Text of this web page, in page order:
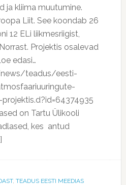
ja kliima muutumine.
Liit. See koondab 26
12 ELi liikmesriigist,
Projektis osalevad
edasi…
teadus/eesti-
on Tartu Ülikooli
kes antud
, TEADUS EESTI MEEDIAS